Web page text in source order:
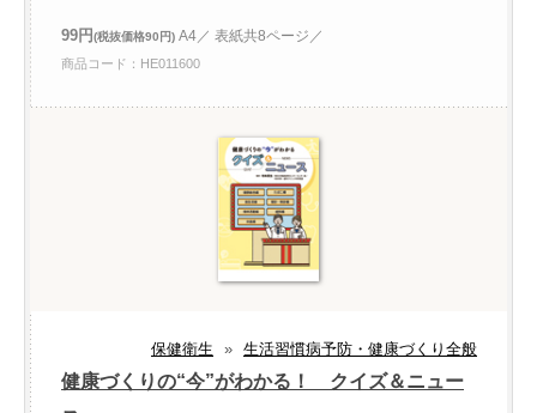
99円(税抜価格90円) A4／ 表紙共8ページ／
商品コード：HE011600
保健衛生 » 生活習慣病予防・健康づくり全般
健康づくりの“今”がわかる！ クイズ＆ニュー